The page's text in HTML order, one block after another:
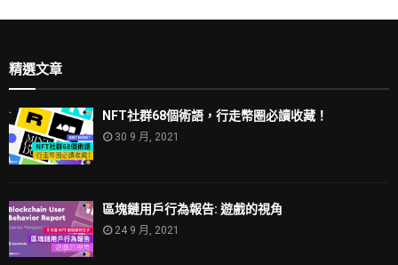
精選文章
NFT社群68個術語，行走幣圈必讀收藏！
30 9 月, 2021
區塊鏈用戶行為報告: 遊戲的視角
24 9 月, 2021